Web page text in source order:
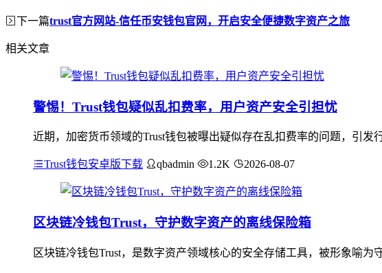
下一篇trust官方网站-信任币安钱包官网，开启安全便捷数字资产之旅
相关文章
警惕！Trust钱包疑似乱扣费率，用户资产安全引担忧
近期，加密货币领域的Trust钱包被曝出疑似存在乱扣费率的问题，引
Trust钱包安卓版下载 qbadmin 1.2K 2026-08-07
区块链冷钱包Trust，守护数字资产的离线保险箱
区块链冷钱包Trust，是数字资产领域核心的安全存储工具，被形象喻